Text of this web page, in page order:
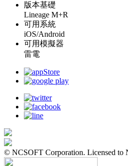
版本基礎
Lineage M+R
可用系統
iOS/Android
可用模擬器
雷電
© NCSOFT Corporation. Licensed to